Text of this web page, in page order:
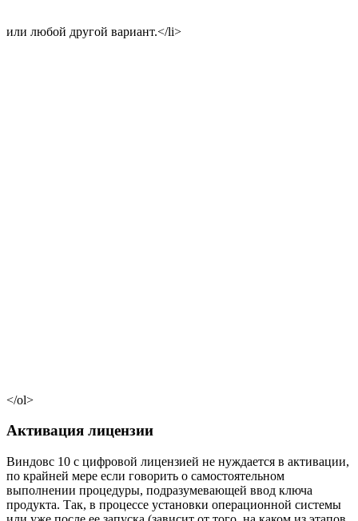
или любой другой вариант.</li>
</ol>
Активация лицензии
Виндовс 10 с цифровой лицензией не нуждается в активации,
по крайней мере если говорить о самостоятельном
выполнении процедуры, подразумевающей ввод ключа
продукта. Так, в процессе установки операционной системы